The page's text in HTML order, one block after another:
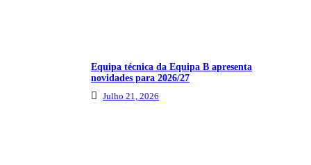
Equipa técnica da Equipa B apresenta
novidades para 2026/27
Julho 21, 2026